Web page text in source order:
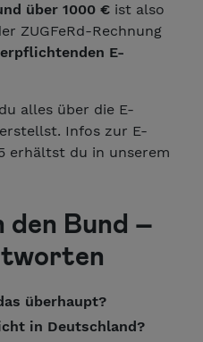
über 1000 €ist also
ZUGFeRd-Rechnung
E-
alles über die E-
Infos zur E-
erhältst du in unserem
den Bund –
überhaupt?
in Deutschland?